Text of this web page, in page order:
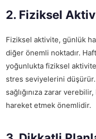
2. Fiziksel
Fiziksel aktivite, günlük
diğer önemli noktadır.
yoğunlukta fiziksel aktivite
stres seviyelerini
sağlığınıza zarar
hareket etmek önemlidir.